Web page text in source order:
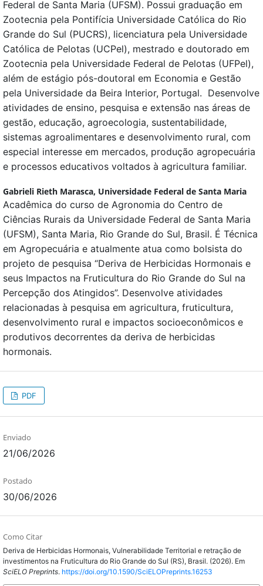
Federal de Santa Maria (UFSM). Possui graduação em
Zootecnia pela Pontifícia Universidade Católica do Rio
Grande do Sul (PUCRS), licenciatura pela Universidade
Católica de Pelotas (UCPel), mestrado e doutorado em
Zootecnia pela Universidade Federal de Pelotas (UFPel),
além de estágio pós-doutoral em Economia e Gestão
pela Universidade da Beira Interior, Portugal. Desenvolve
atividades de ensino, pesquisa e extensão nas áreas de
gestão, educação, agroecologia, sustentabilidade,
sistemas agroalimentares e desenvolvimento rural, com
especial interesse em mercados, produção agropecuária
e processos educativos voltados à agricultura familiar.
Gabrieli Rieth Marasca, Universidade Federal de Santa Maria
Acadêmica do curso de Agronomia do Centro de
Ciências Rurais da Universidade Federal de Santa Maria
(UFSM), Santa Maria, Rio Grande do Sul, Brasil. É Técnica
em Agropecuária e atualmente atua como bolsista do
projeto de pesquisa “Deriva de Herbicidas Hormonais e
seus Impactos na Fruticultura do Rio Grande do Sul na
Percepção dos Atingidos”. Desenvolve atividades
relacionadas à pesquisa em agricultura, fruticultura,
desenvolvimento rural e impactos socioeconômicos e
produtivos decorrentes da deriva de herbicidas
hormonais.
PDF
Enviado
21/06/2026
Postado
30/06/2026
Como Citar
Deriva de Herbicidas Hormonais, Vulnerabilidade Territorial e retração de
investimentos na Fruticultura do Rio Grande do Sul (RS), Brasil. (2026). Em
SciELO Preprints. https://doi.org/10.1590/SciELOPreprints.16253